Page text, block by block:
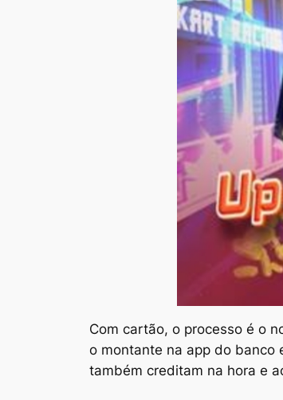
Com cartão, o processo é o
o montante na app do banco
também creditam na hora e